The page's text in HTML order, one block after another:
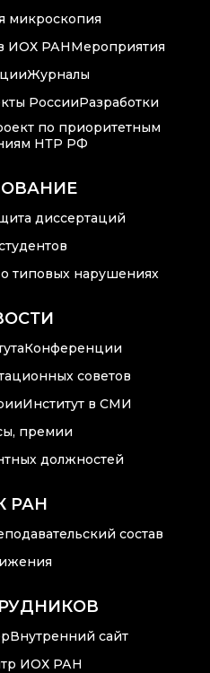
микроскопия
ИОХ РАНМероприятия
Журналы
РоссииРазработки
по приоритетным
НТР РФ
диссертаций
типовых нарушениях
Конференции
советов
Институт в СМИ
премии
должностей
РАН
состав
Внутренний сайт
ИОХ РАН